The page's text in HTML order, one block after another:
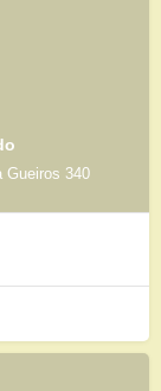
Gueiros 340